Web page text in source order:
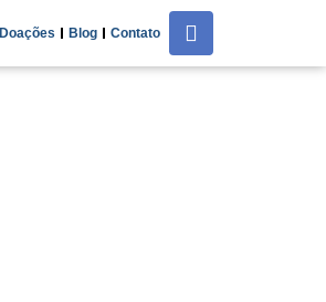
Doações Blog Contato